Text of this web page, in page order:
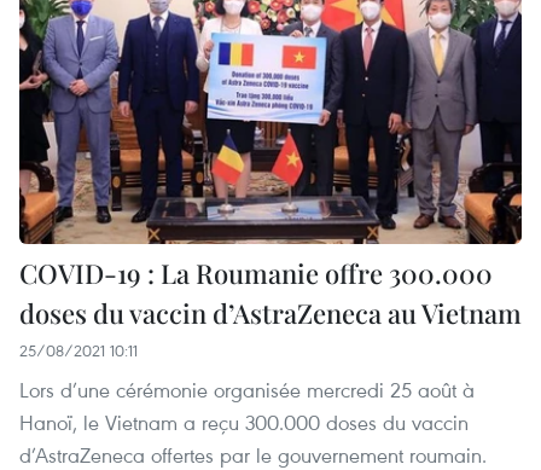
COVID-19 : La Roumanie offre 300.000
doses du vaccin d’AstraZeneca au Vietnam
25/08/2021 10:11
Lors d’une cérémonie organisée mercredi 25 août à
Hanoï, le Vietnam a reçu 300.000 doses du vaccin
d’AstraZeneca offertes par le gouvernement roumain.